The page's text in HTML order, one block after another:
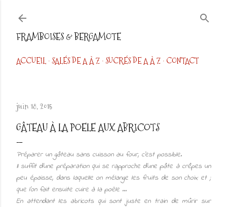
FRAMBOISES & BERGAMOTE
ACCUEIL SALÉS DE A À Z SUCRÉS DE A À Z CONTACT
juin 18, 2015
GÂTEAU À LA POELE AUX ABRICOTS
Préparer un gâteau sans cuisson au four, c'est possible.
Il suffit d'une préparation qui se rapproche d'une pâte à crêpes un
peu épaisse, dans laquelle on mélange les fruits de son choix et ;
que l'on fait ensuite cuire à la poèle ...
En attendant les abricots qui sont juste en train de mûrir sur